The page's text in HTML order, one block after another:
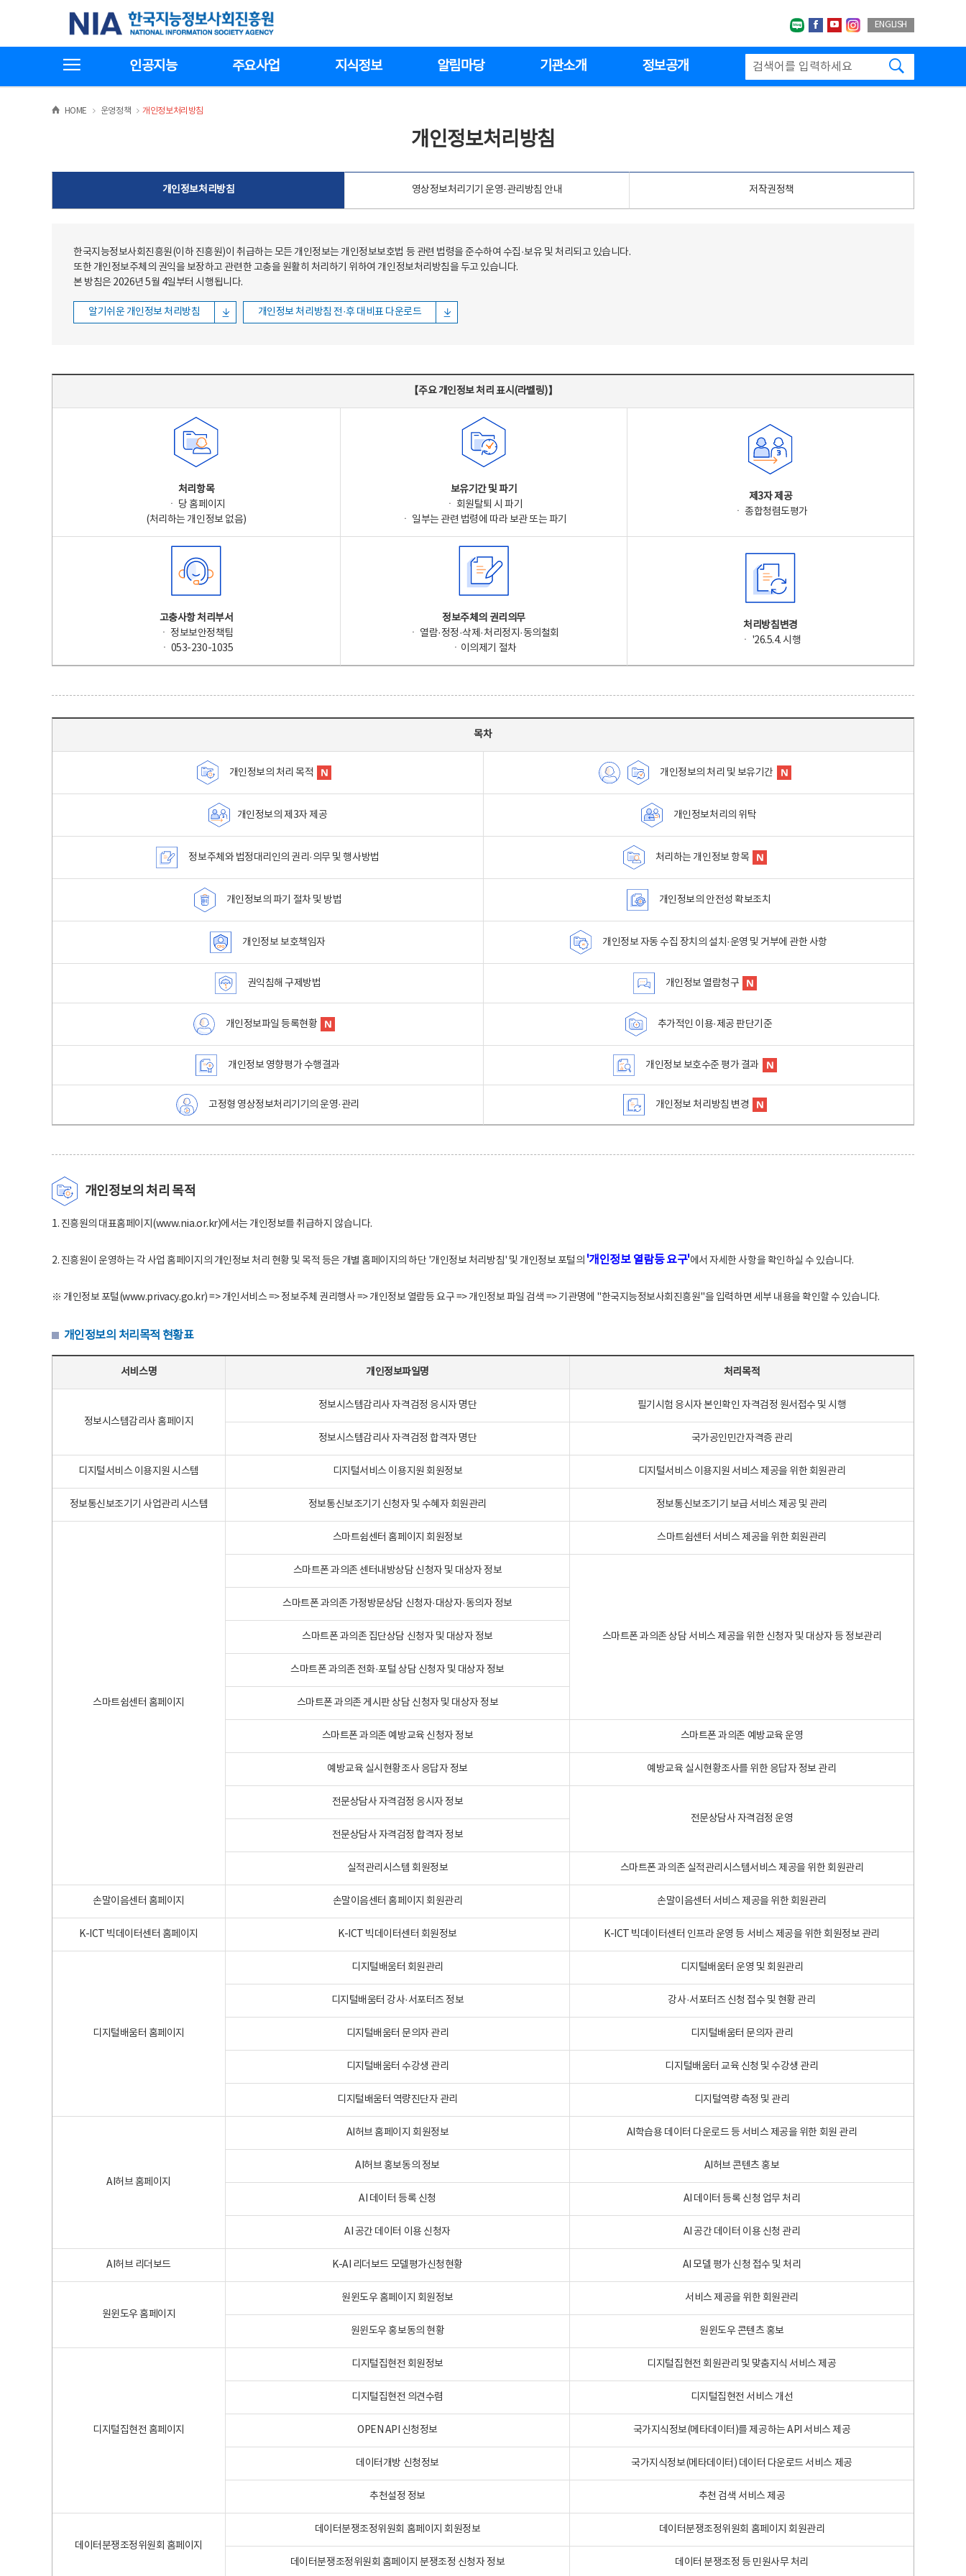
한국지능정보사회진흥원
네이버블로그
페이스북
유투브인스타그랩
ENGLISH
인공지능 주요사업 지식정보 알림마당 기관소개 정보공개
HOME >운영정책 >
개인정보처리방침
개인정보처리방침
개인정보처리방침 영상정보처리기기 운영·관리방침 안내 저작권정책
한국지능정보사회진흥원(이하 진흥원)이 취급하는 모든 개인정보는 개인정보보호법 등 관련 법령을 준수하여 수집·보유 및 처리되고 있습니다.
또한 개인정보주체의 권익을 보장하고 관련한 고충을 원활히 처리하기 위하여 개인정보처리방침을 두고 있습니다.
본 방침은 2026년 5월 4일부터 시행됩니다.
알기쉬운 개인정보 처리방침 개인정보 처리방침 전·후 대비표 다운로드
【주요 개인정보 처리 표시(라벨링)】
처리항목
ㆍ 당 홈페이지
(처리하는 개인정보 없음)
보유기간 및 파기
ㆍ 회원탈퇴 시 파기
ㆍ 일부는 관련 법령에 따라 보관 또는 파기
제3자 제공
ㆍ 종합청렴도평가
고충사항 처리부서
ㆍ 정보보안정책팀
ㆍ 053-230-1035
정보주체의 권리의무
ㆍ 열람·정정·삭제·처리정지·동의철회
ㆍ이의제기 절차
처리방침변경
ㆍ '26.5.4. 시행
목차
개인정보의 처리 목적 개인정보의 처리 및 보유기간
개인정보의 제3자 제공 개인정보처리의 위탁
정보주체와 법정대리인의 권리·의무 및 행사방법 처리하는 개인정보 항목
개인정보의 파기 절차 및 방법 개인정보의 안전성 확보조치
개인정보 보호책임자 개인정보 자동 수집 장치의 설치·운영 및 거부에 관한 사항
권익침해 구제방법 개인정보 열람청구
개인정보파일 등록현황 추가적인 이용·제공 판단기준
개인정보 영향평가 수행결과 개인정보 보호수준 평가 결과
고정형 영상정보처리기기의 운영·관리 개인정보 처리방침 변경
개인정보의 처리 목적
1. 진흥원의 대표홈페이지(www.nia.or.kr)에서는 개인정보를 취급하지 않습니다.
2. 진흥원이 운영하는 각 사업 홈페이지의 개인정보 처리 현황 및 목적 등은 개별 홈페이지의 하단 '개인정보 처리방침' 및 개인정보 포털의 '개인정보 열람등 요구'에서 자세한 사항을 확인하실 수 있습니다.
※ 개인정보 포털(www.privacy.go.kr) => 개인서비스 => 정보주체 권리행사 => 개인정보 열람등 요구 => 개인정보 파일 검색 => 기관명에 "한국지능정보사회진흥원"을 입력하면 세부 내용을 확인할 수 있습니다.
개인정보의 처리목적 현황표
서비스명 개인정보파일명 처리목적
정보시스템감리사 홈페이지
정보시스템감리사 자격검정 응시자 명단 필기시험 응시자 본인확인 자격검정 원서접수 및 시행
정보시스템감리사 자격검정 합격자 명단 국가공인민간자격증 관리
디지털서비스 이용지원 시스템 디지털서비스 이용지원 회원정보 디지털서비스 이용지원 서비스 제공을 위한 회원관리
정보통신보조기기 사업관리 시스템 정보통신보조기기 신청자 및 수혜자 회원관리 정보통신보조기기 보급 서비스 제공 및 관리
스마트쉼센터 홈페이지
스마트쉼센터 홈페이지 회원정보 스마트쉼센터 서비스 제공을 위한 회원관리
스마트폰 과의존 센터내방상담 신청자 및 대상자 정보
스마트폰 과의존 상담 서비스 제공을 위한 신청자 및 대상자 등 정보관리
스마트폰 과의존 가정방문상담 신청자·대상자·동의자 정보
스마트폰 과의존 집단상담 신청자 및 대상자 정보
스마트폰 과의존 전화·포털 상담 신청자 및 대상자 정보
스마트폰 과의존 게시판 상담 신청자 및 대상자 정보
스마트폰 과의존 예방교육 신청자 정보 스마트폰 과의존 예방교육 운영
예방교육 실시현황조사 응답자 정보 예방교육 실시현황조사를 위한 응답자 정보 관리
전문상담사 자격검정 응시자 정보
전문상담사 자격검정 운영
전문상담사 자격검정 합격자 정보
실적관리시스템 회원정보 스마트폰 과의존 실적관리시스템서비스 제공을 위한 회원관리
손말이음센터 홈페이지 손말이음센터 홈페이지 회원관리 손말이음센터 서비스 제공을 위한 회원관리
K-ICT 빅데이터센터 홈페이지 K-ICT 빅데이터센터 회원정보 K-ICT 빅데이터센터 인프라 운영 등 서비스 제공을 위한 회원정보 관리
디지털배움터 홈페이지
디지털배움터 회원관리 디지털배움터 운영 및 회원관리
디지털배움터 강사·서포터즈 정보 강사·서포터즈 신청 접수 및 현황 관리
디지털배움터 문의자 관리 디지털배움터 문의자 관리
디지털배움터 수강생 관리 디지털배움터 교육 신청 및 수강생 관리
디지털배움터 역량진단자 관리 디지털역량 측정 및 관리
AI허브 홈페이지
AI허브 홈페이지 회원정보 AI학습용 데이터 다운로드 등 서비스 제공을 위한 회원 관리
AI허브 홍보동의 정보 AI허브 콘텐츠 홍보
AI 데이터 등록 신청 AI 데이터 등록 신청 업무 처리
AI 공간 데이터 이용 신청자 AI 공간 데이터 이용 신청 관리
AI허브 리더보드 K-AI 리더보드 모델평가신청현황 AI 모델 평가 신청 접수 및 처리
원윈도우 홈페이지
원윈도우 홈페이지 회원정보 서비스 제공을 위한 회원관리
원윈도우 홍보동의 현황 원윈도우 콘텐츠 홍보
디지털집현전 홈페이지
디지털집현전 회원정보 디지털집현전 회원관리 및 맞춤지식 서비스 제공
디지털집현전 의견수렴 디지털집현전 서비스 개선
OPEN API 신청정보 국가지식정보(메타데이터)를 제공하는 API 서비스 제공
데이터개방 신청정보 국가지식정보(메타데이터) 데이터 다운로드 서비스 제공
추천설정 정보 추천 검색 서비스 제공
데이터분쟁조정위원회 홈페이지
데이터분쟁조정위원회 홈페이지 회원정보 데이터분쟁조정위원회 홈페이지 회원관리
데이터분쟁조정위원회 홈페이지 분쟁조정 신청자 정보 데이터 분쟁조정 등 민원사무 처리